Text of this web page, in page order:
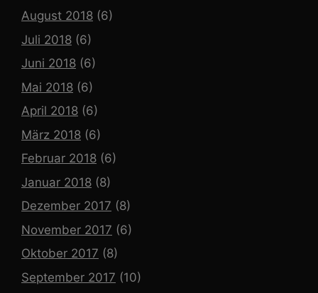
August 2018 (6)
Juli 2018 (6)
Juni 2018 (6)
Mai 2018 (6)
April 2018 (6)
März 2018 (6)
Februar 2018 (6)
Januar 2018 (8)
Dezember 2017 (8)
November 2017 (6)
Oktober 2017 (8)
September 2017 (10)